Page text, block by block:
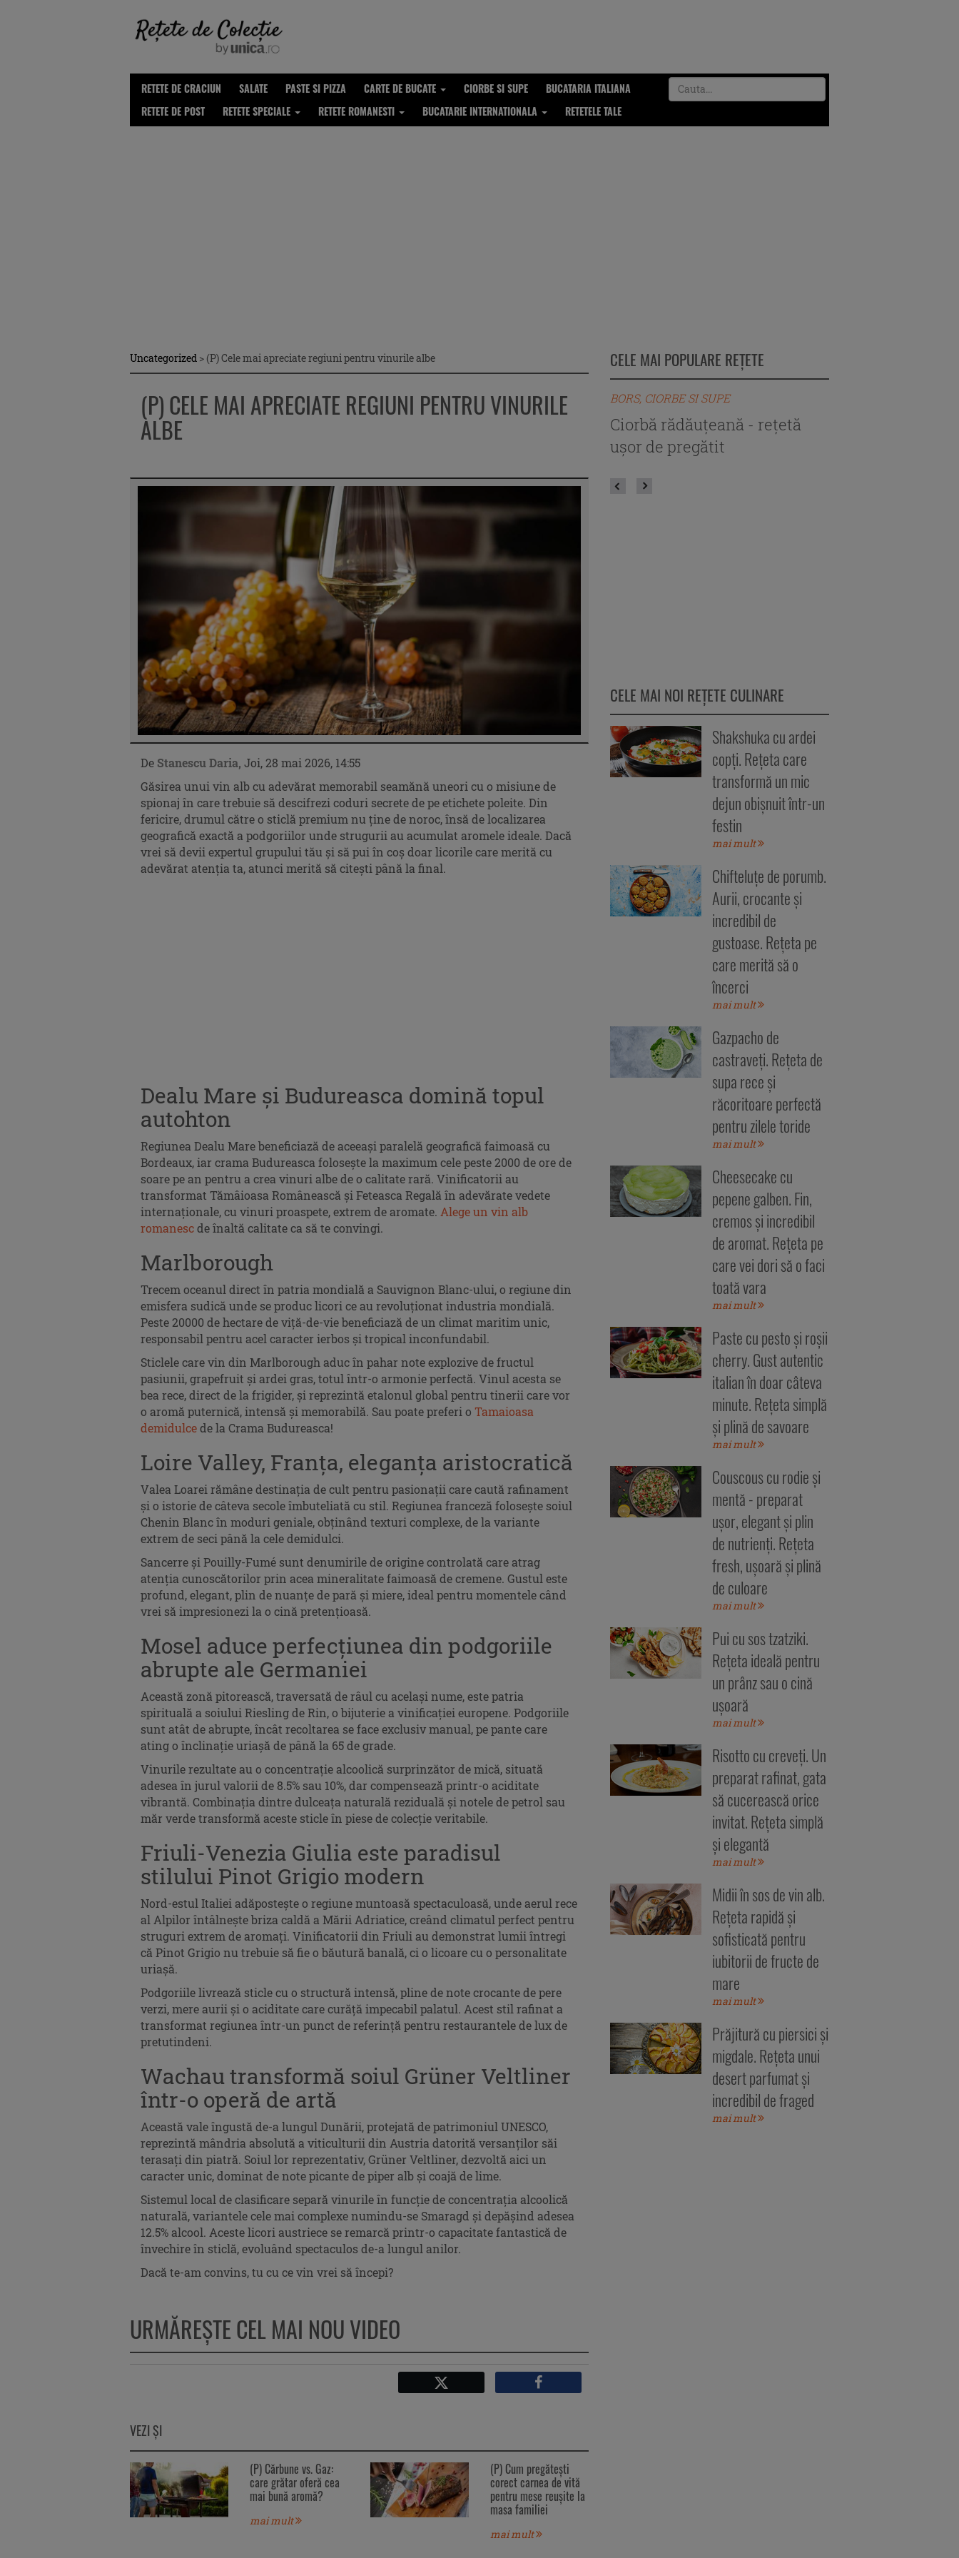
RETETE DE CRACIUN SALATE PASTE SI PIZZA CARTE DE BUCATE CIORBE SI SUPE
BUCATARIA ITALIANA
RETETE DE POST
RETETE SPECIALE RETETE ROMANESTI BUCATARIE INTERNATIONALA RETETELE TALE
Uncategorized > (P) Cele mai apreciate regiuni pentru vinurile albe
(P) CELE MAI APRECIATE REGIUNI PENTRU VINURILE
ALBE
De Stanescu Daria, Joi, 28 mai 2026, 14:55
Găsirea unui vin alb cu adevărat memorabil seamănă uneori cu o misiune de
spionaj în care trebuie să descifrezi coduri secrete de pe etichete poleite. Din
fericire, drumul către o sticlă premium nu ține de noroc, însă de localizarea
geografică exactă a podgoriilor unde strugurii au acumulat aromele ideale. Dacă
vrei să devii expertul grupului tău și să pui în coș doar licorile care merită cu
adevărat atenția ta, atunci merită să citești până la final.
Dealu Mare și Budureasca domină topul
autohton
Regiunea Dealu Mare beneficiază de aceeași paralelă geografică faimoasă cu
Bordeaux, iar crama Budureasca folosește la maximum cele peste 2000 de ore de
soare pe an pentru a crea vinuri albe de o calitate rară. Vinificatorii au
transformat Tămâioasa Românească și Feteasca Regală în adevărate vedete
internaționale, cu vinuri proaspete, extrem de aromate. Alege un vin alb
romanescde înaltă calitate ca să te convingi.
Marlborough
Trecem oceanul direct în patria mondială a Sauvignon Blanc-ului, o regiune din
emisfera sudică unde se produc licori ce au revoluționat industria mondială.
Peste 20000 de hectare de viță-de-vie beneficiază de un climat maritim unic,
responsabil pentru acel caracter ierbos și tropical inconfundabil.
Sticlele care vin din Marlborough aduc în pahar note explozive de fructul
pasiunii, grapefruit și ardei gras, totul într-o armonie perfectă. Vinul acesta se
bea rece, direct de la frigider, și reprezintă etalonul global pentru tinerii care vor
o aromă puternică, intensă și memorabilă. Sau poate preferi o Tamaioasa
demidulcede la Crama Budureasca!
Loire Valley, Franța, eleganța aristocratică
Valea Loarei rămâne destinația de cult pentru pasionații care caută rafinament
și o istorie de câteva secole îmbuteliată cu stil. Regiunea franceză folosește soiul
Chenin Blanc în moduri geniale, obținând texturi complexe, de la variante
extrem de seci până la cele demidulci.
Sancerre și Pouilly-Fumé sunt denumirile de origine controlată care atrag
atenția cunoscătorilor prin acea mineralitate faimoasă de cremene. Gustul este
profund, elegant, plin de nuanțe de pară și miere, ideal pentru momentele când
vrei să impresionezi la o cină pretențioasă.
Mosel aduce perfecțiunea din podgoriile
abrupte ale Germaniei
Această zonă pitorească, traversată de râul cu același nume, este patria
spirituală a soiului Riesling de Rin, o bijuterie a vinificației europene. Podgoriile
sunt atât de abrupte, încât recoltarea se face exclusiv manual, pe pante care
ating o înclinație uriașă de până la 65 de grade.
Vinurile rezultate au o concentrație alcoolică surprinzător de mică, situată
adesea în jurul valorii de 8.5% sau 10%, dar compensează printr-o aciditate
vibrantă. Combinația dintre dulceața naturală reziduală și notele de petrol sau
măr verde transformă aceste sticle în piese de colecție veritabile.
Friuli-Venezia Giulia este paradisul
stilului Pinot Grigio modern
Nord-estul Italiei adăpostește o regiune muntoasă spectaculoasă, unde aerul rece
al Alpilor întâlnește briza caldă a Mării Adriatice, creând climatul perfect pentru
struguri extrem de aromați. Vinificatorii din Friuli au demonstrat lumii întregi
că Pinot Grigio nu trebuie să fie o băutură banală, ci o licoare cu o personalitate
uriașă.
Podgoriile livrează sticle cu o structură intensă, pline de note crocante de pere
verzi, mere aurii și o aciditate care curăță impecabil palatul. Acest stil rafinat a
transformat regiunea într-un punct de referință pentru restaurantele de lux de
pretutindeni.
Wachau transformă soiul Grüner Veltliner
într-o operă de artă
Această vale îngustă de-a lungul Dunării, protejată de patrimoniul UNESCO,
reprezintă mândria absolută a viticulturii din Austria datorită versanților săi
terasați din piatră. Soiul lor reprezentativ, Grüner Veltliner, dezvoltă aici un
caracter unic, dominat de note picante de piper alb și coajă de lime.
Sistemul local de clasificare separă vinurile în funcție de concentrația alcoolică
naturală, variantele cele mai complexe numindu-se Smaragd și depășind adesea
12.5% alcool. Aceste licori austriece se remarcă printr-o capacitate fantastică de
învechire în sticlă, evoluând spectaculos de-a lungul anilor.
Dacă te-am convins, tu cu ce vin vrei să începi?
URMĂREŞTE CEL MAI NOU VIDEO
Facebook
VEZI ŞI
(P) Cărbune vs. Gaz:
care grătar oferă cea
mai bună aromă?
mai mult
(P) Cum pregătești
corect carnea de vită
pentru mese reușite la
masa familiei
mai mult
CELE MAI POPULARE REȚETE
BORS, CIORBE SI SUPE
Ciorbă rădăuțeană - rețetă
ușor de pregătit
CELE MAI NOI REȚETE CULINARE
Shakshuka cu ardei
copți. Rețeta care
transformă un mic
dejun obișnuit într-un
festin
mai mult
Chifteluțe de porumb.
Aurii, crocante și
incredibil de
gustoase. Rețeta pe
care merită să o
încerci
mai mult
Gazpacho de
castraveți. Rețeta de
supa rece și
răcoritoare perfectă
pentru zilele toride
mai mult
Cheesecake cu
pepene galben. Fin,
cremos și incredibil
de aromat. Rețeta pe
care vei dori să o faci
toată vara
mai mult
Paste cu pesto și roșii
cherry. Gust autentic
italian în doar câteva
minute. Rețeta simplă
și plină de savoare
mai mult
Couscous cu rodie și
mentă - preparat
ușor, elegant și plin
de nutrienți. Rețeta
fresh, ușoară și plină
de culoare
mai mult
Pui cu sos tzatziki.
Rețeta ideală pentru
un prânz sau o cină
ușoară
mai mult
Risotto cu creveți. Un
preparat rafinat, gata
să cucerească orice
invitat. Rețeta simplă
și elegantă
mai mult
Midii în sos de vin alb.
Rețeta rapidă și
sofisticată pentru
iubitorii de fructe de
mare
mai mult
Prăjitură cu piersici și
migdale. Rețeta unui
desert parfumat și
incredibil de fraged
mai mult